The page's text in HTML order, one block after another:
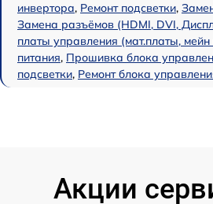
инвертора, Ремонт подсветки,
Замена разъёмов (HDMI, DVI,
платы управления (мат.платы,
питания, Прошивка блока
подсветки, Ремонт блока
Акции